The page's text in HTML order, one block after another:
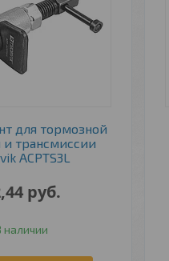
для тормозной
трансмиссии
ACPTS3L
руб.
наличии